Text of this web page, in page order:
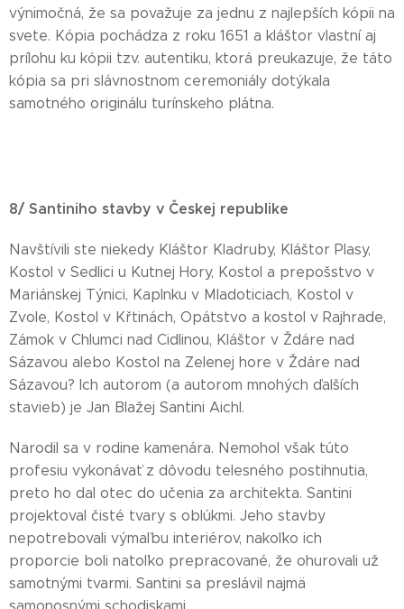
výnimočná, že sa považuje za jednu z najlepších kópii na
svete. Kópia pochádza z roku 1651 a kláštor vlastní aj
prílohu ku kópii tzv. autentiku, ktorá preukazuje, že táto
kópia sa pri slávnostnom ceremoniály dotýkala
samotného originálu turínskeho plátna.
8/ Santiniho stavby v Českej republike
Navštívili ste niekedy Kláštor Kladruby, Kláštor Plasy,
Kostol v Sedlici u Kutnej Hory, Kostol a prepošstvo v
Mariánskej Týnici, Kaplnku v Mladoticiach, Kostol v
Zvole, Kostol v Křtinách, Opátstvo a kostol v Rajhrade,
Zámok v Chlumci nad Cidlinou, Kláštor v Ždáre nad
Sázavou alebo Kostol na Zelenej hore v Ždáre nad
Sázavou? Ich autorom (a autorom mnohých ďalších
stavieb) je Jan Blažej Santini Aichl.
Narodil sa v rodine kamenára. Nemohol však túto
profesiu vykonávať z dôvodu telesného postihnutia,
preto ho dal otec do učenia za architekta. Santini
projektoval čisté tvary s oblúkmi. Jeho stavby
nepotrebovali výmaľbu interiérov, nakoľko ich
proporcie boli natoľko prepracované, že ohurovali už
samotnými tvarmi. Santini sa preslávil najmä